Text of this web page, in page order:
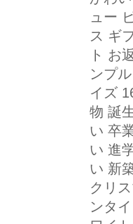
ュー
ス ギ
ト お
ンプ
イズ
物 誕
い 卒
い 進
い 新
クリ
ンタ